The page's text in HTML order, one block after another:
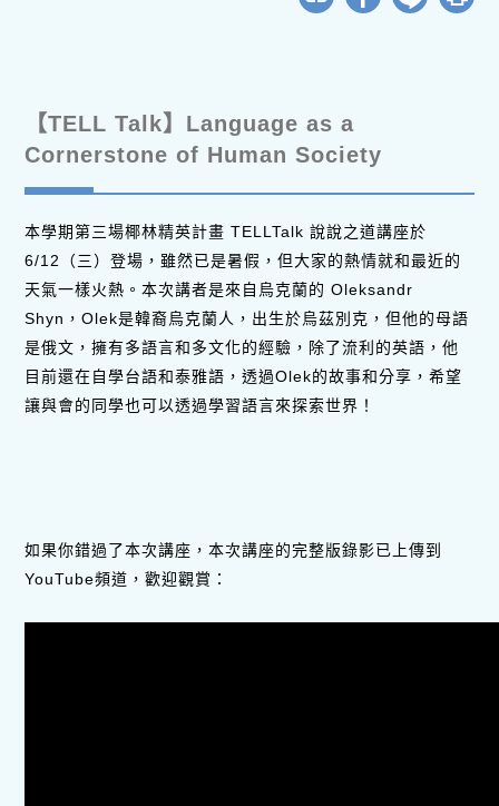
【TELL Talk】Language as a
Cornerstone of Human Society
本學期第三場椰林精英計畫 TELLTalk 說說之道講座於
6/12（三）登場，雖然已是暑假，但大家的熱情就和最近的
天氣一樣火熱。本次講者是來自烏克蘭的 Oleksandr
Shyn，Olek是韓裔烏克蘭人，出生於烏茲別克，但他的母語
是俄文，擁有多語言和多文化的經驗，除了流利的英語，他
目前還在自學台語和泰雅語，透過Olek的故事和分享，希望
讓與會的同學也可以透過學習語言來探索世界！
如果你錯過了本次講座，本次講座的完整版錄影已上傳到
YouTube頻道，歡迎觀賞：